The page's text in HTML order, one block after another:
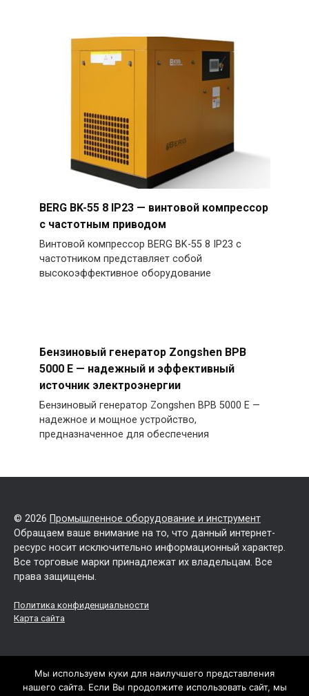
BERG BK-55 8 IP23 — винтовой компрессор
с частотным приводом
Винтовой компрессор BERG BK-55 8 IP23 с
частотником представляет собой
высокоэффективное оборудование
Бензиновый генератор Zongshen BPB
5000 E — надежный и эффективный
источник электроэнергии
Бензиновый генератор Zongshen BPB 5000 E —
надежное и мощное устройство,
предназначенное для обеспечения
© 2026 Промышленное оборудование и инструмент
Обращаем ваше внимание на то, что данный интернет-
ресурс носит исключительно информационный характер.
Все торговые марки принадлежат их владельцам. Все
права защищены.
Политика конфиденциальности
Карта сайта
Мы используем куки для наилучшего представления
нашего сайта. Если Вы продолжите использовать сайт, мы